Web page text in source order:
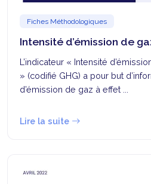
Fiches Méthodologiques
Intensité d’émission de
L’indicateur « Intensité
» (codifié GHG) a pour but
d’émission de gaz à effet ...
Lire la suite